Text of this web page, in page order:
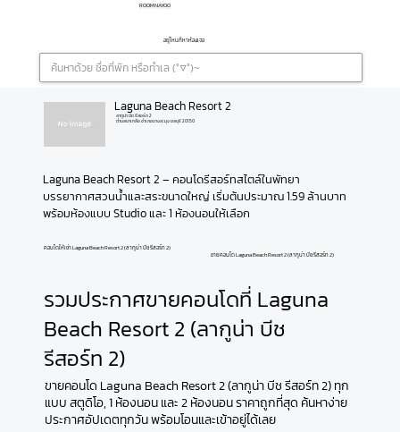
ROOMNAYOO
อยู่ไหนก็หาห้องเจอ
Laguna Beach Resort 2
ลากูน่า บีช รีสอร์ท 2
ตำบลนาเกลือ อำเภอบางละมุง ชลบุรี 20150
Laguna Beach Resort 2 – คอนโดรีสอร์ทสไตล์ในพัทยา
บรรยากาศสวนน้ำและสระขนาดใหญ่ เริ่มต้นประมาณ 1.59 ล้านบาท
พร้อมห้องแบบ Studio และ 1 ห้องนอนให้เลือก
คอนโดให้เช่า Laguna Beach Resort 2 (ลากูน่า บีช รีสอร์ท 2)
ขายคอนโด Laguna Beach Resort 2 (ลากูน่า บีช รีสอร์ท 2)
รวมประกาศขายคอนโดที่ Laguna
Beach Resort 2 (ลากูน่า บีช
รีสอร์ท 2)
ขายคอนโด Laguna Beach Resort 2 (ลากูน่า บีช รีสอร์ท 2) ทุก
แบบ สตูดิโอ, 1 ห้องนอน และ 2 ห้องนอน ราคาถูกที่สุด ค้นหาง่าย
ประกาศอัปเดตทุกวัน พร้อมโอนและเข้าอยู่ได้เลย